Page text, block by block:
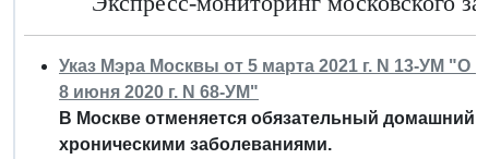
Указ Мэра Москвы от 5 марта 2021 г. N 13-УМ "О
8 июня 2020 г. N 68-УМ"
В Москве отменяется обязательный домашний
хроническими заболеваниями.